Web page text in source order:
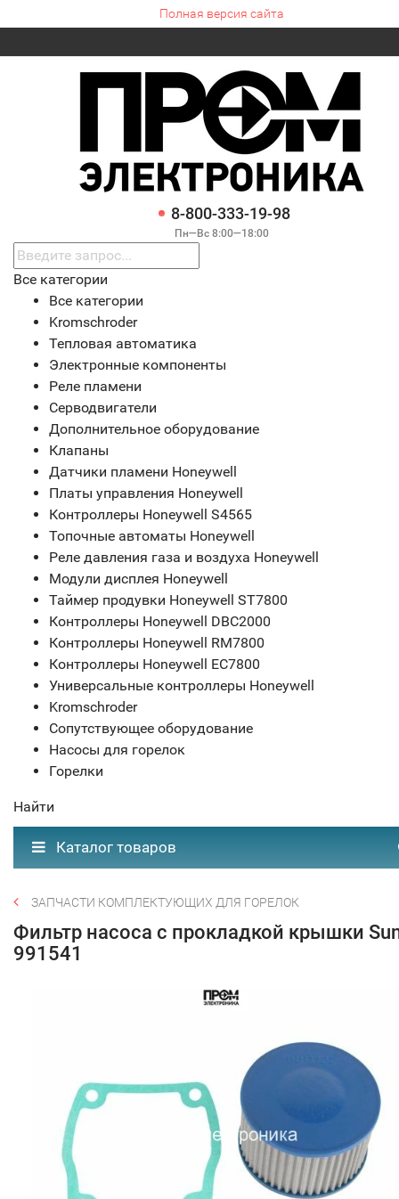
Полная версия сайта
8-800-333-19-98
Пн—Вс 8:00—18:00
Все категории
Все категории
Kromschroder
Тепловая автоматика
Электронные компоненты
Реле пламени
Серводвигатели
Дополнительное оборудование
Клапаны
Датчики пламени Honeywell
Платы управления Honeywell
Контроллеры Honeywell S4565
Топочные автоматы Honeywell
Реле давления газа и воздуха Honeywell
Модули дисплея Honeywell
Таймер продувки Honeywell ST7800
Контроллеры Honeywell DBC2000
Контроллеры Honeywell RM7800
Контроллеры Honeywell EC7800
Универсальные контроллеры Honeywell
Kromschroder
Сопутствующее оборудование
Насосы для горелок
Горелки
Найти
Каталог товаров
ЗАПЧАСТИ КОМПЛЕКТУЮЩИХ ДЛЯ ГОРЕЛОК
Фильтр насоса с прокладкой крышки
991541